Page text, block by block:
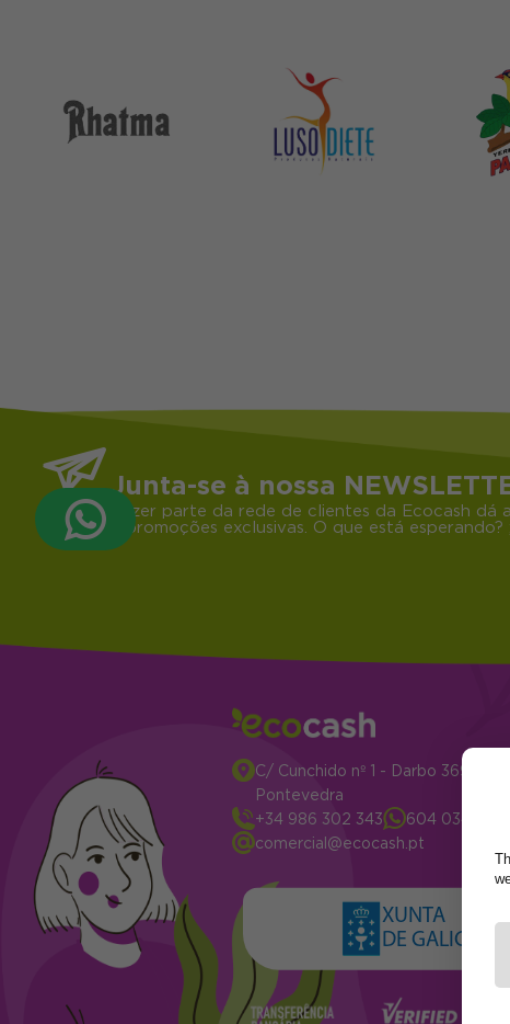
Junta-se à nossa
Fazer parte da rede de clientes da Ecocash dá
e promoções exclusivas. O que está esperando?
C/ Cunchido nº 1 - Darbo 36940
Pontevedra
+34 986 302 343
604 034 204
comercial@ecocash.pt
XUNTA
DE GALICIA